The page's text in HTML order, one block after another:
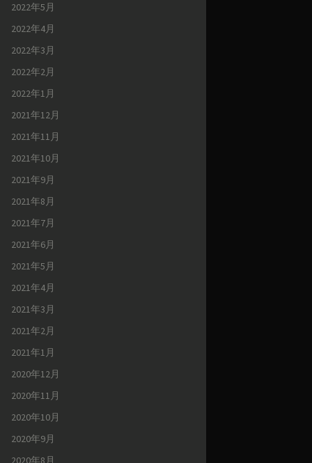
2022年5月
2022年4月
2022年3月
2022年2月
2022年1月
2021年12月
2021年11月
2021年10月
2021年9月
2021年8月
2021年7月
2021年6月
2021年5月
2021年4月
2021年3月
2021年2月
2021年1月
2020年12月
2020年11月
2020年10月
2020年9月
2020年8月